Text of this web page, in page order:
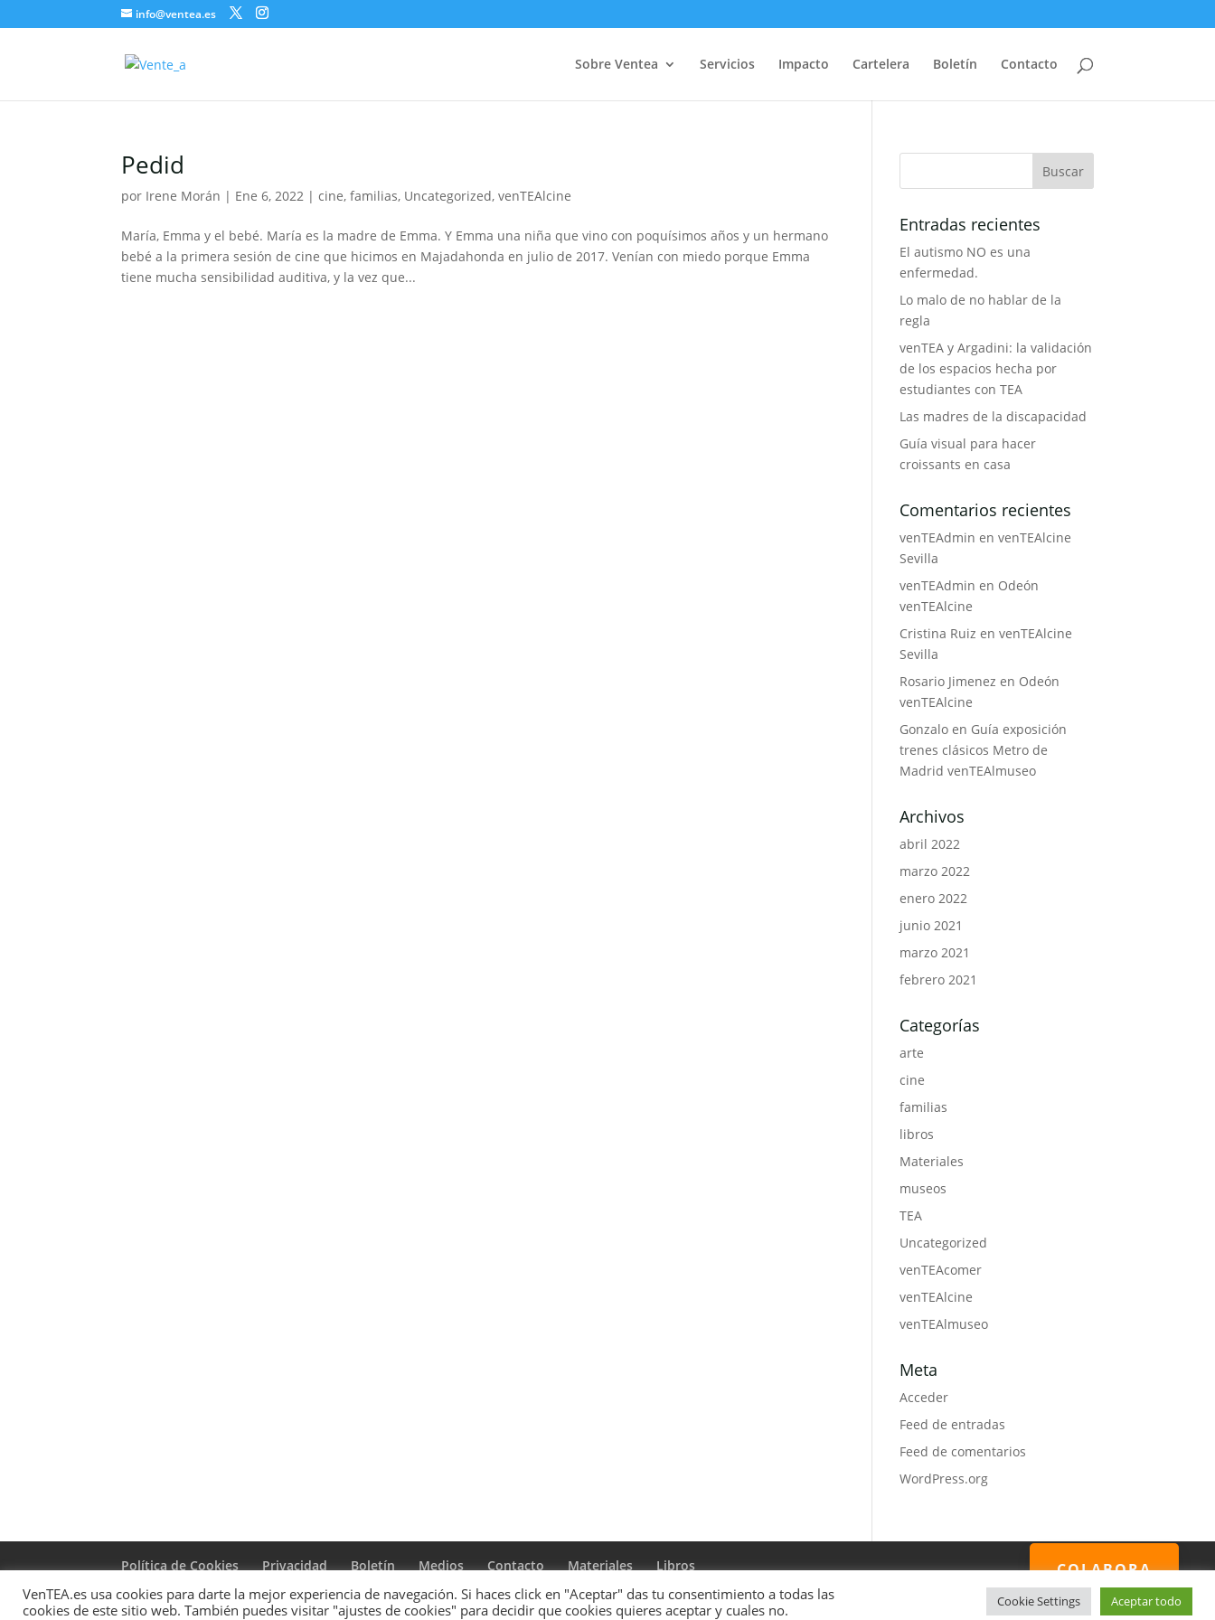
info@ventea.es
Sobre Ventea Servicios Impacto Cartelera Boletín Contacto
Pedid
por Irene Morán | Ene 6, 2022 |cine,familias, Uncategorized,venTEAlcine
María, Emma y el bebé. María es la madre de Emma. Y Emma una niña que vino con poquísimos años y un hermano
bebé a la primera sesión de cine que hicimos en Majadahonda en julio de 2017. Venían con miedo porque Emma
tiene mucha sensibilidad auditiva, y la vez que...
Entradas recientes
El autismo NO es una
enfermedad.
Lo malo de no hablar de la
regla
venTEA y Argadini: la validación
de los espacios hecha por
estudiantes con TEA
Las madres de la discapacidad
Guía visual para hacer
croissants en casa
Comentarios recientes
venTEAdmin en venTEAlcine
Sevilla
venTEAdmin en Odeón
venTEAlcine
Cristina Ruiz en venTEAlcine
Sevilla
Rosario Jimenez en Odeón
venTEAlcine
Gonzaloen Guía exposición
trenes clásicos Metro de
Madrid venTEAlmuseo
Archivos
abril 2022
marzo 2022
enero 2022
junio 2021
marzo 2021
febrero 2021
Categorías
arte
cine
familias
libros
Materiales
museos
TEA
Uncategorized
venTEAcomer
venTEAlcine
venTEAlmuseo
Meta
Acceder
Feed de entradas
Feed de comentarios
WordPress.org
Política de Cookies Privacidad Boletín Medios Contacto Materiales Libros
VenTEA.es usa cookies para darte la mejor experiencia de navegación. Si haces click en "Aceptar" das tu consentimiento a todas las
cookies de este sitio web. También puedes visitar "ajustes de cookies" para decidir que cookies quieres aceptar y cuales no.
Cookie Settings Aceptar todo
COLABORA